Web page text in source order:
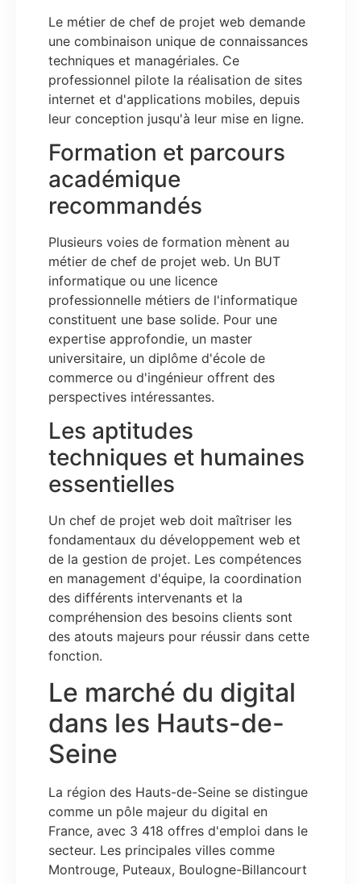
Le métier de chef de projet web demande
une combinaison unique de connaissances
techniques et managériales. Ce
professionnel pilote la réalisation de sites
internet et d'applications mobiles, depuis
leur conception jusqu'à leur mise en ligne.
Formation et parcours
académique
recommandés
Plusieurs voies de formation mènent au
métier de chef de projet web. Un BUT
informatique ou une licence
professionnelle métiers de l'informatique
constituent une base solide. Pour une
expertise approfondie, un master
universitaire, un diplôme d'école de
commerce ou d'ingénieur offrent des
perspectives intéressantes.
Les aptitudes
techniques et humaines
essentielles
Un chef de projet web doit maîtriser les
fondamentaux du développement web et
de la gestion de projet. Les compétences
en management d'équipe, la coordination
des différents intervenants et la
compréhension des besoins clients sont
des atouts majeurs pour réussir dans cette
fonction.
Le marché du digital
dans les Hauts-de-
Seine
La région des Hauts-de-Seine se distingue
comme un pôle majeur du digital en
France, avec 3 418 offres d'emploi dans le
secteur. Les principales villes comme
Montrouge, Puteaux, Boulogne-Billancourt